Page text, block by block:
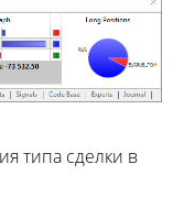
типа сделки в